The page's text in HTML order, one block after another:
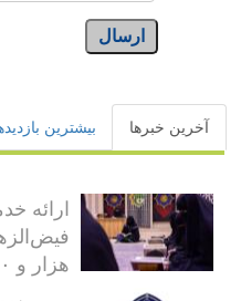
ارسال
آخرین خبرها بیشترین
ارائه
هزار و ۶۵۰ زائر زن در اربع...